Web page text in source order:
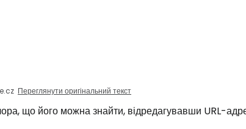
Переглянути оригінальний текст
що його можна знайти, відредагувавши URL-